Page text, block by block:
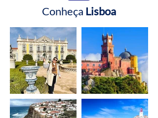
Conheça Lisboa